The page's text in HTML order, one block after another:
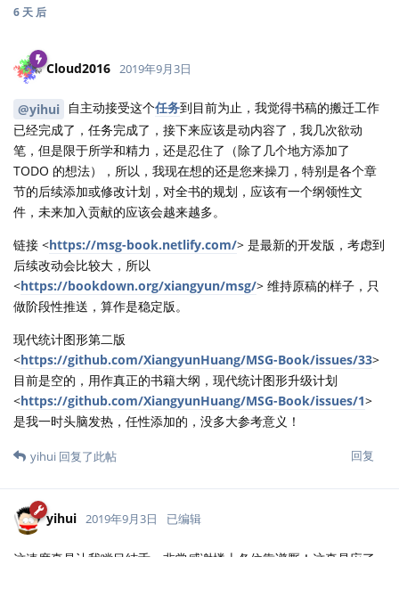
6 天 后
Cloud2016 2019年9月3日
@yihui 自主动接受这个任务到目前为止，我觉得书稿的搬迁工作
已经完成了，任务完成了，接下来应该是动内容了，我几次欲动
笔，但是限于所学和精力，还是忍住了（除了几个地方添加了
TODO 的想法），所以，我现在想的还是您来操刀，特别是各个章
节的后续添加或修改计划，对全书的规划，应该有一个纲领性文
件，未来加入贡献的应该会越来越多。
链接 <https://msg-book.netlify.com/> 是最新的开发版，考虑到
后续改动会比较大，所以
<https://bookdown.org/xiangyun/msg/> 维持原稿的样子，只
做阶段性推送，算作是稳定版。
现代统计图形第二版
<https://github.com/XiangyunHuang/MSG-Book/issues/33>
目前是空的，用作真正的书籍大纲，现代统计图形升级计划
<https://github.com/XiangyunHuang/MSG-Book/issues/1>
是我一时头脑发热，任性添加的，没多大参考意义！
回复
yihui 回复了此帖
yihui 2019年9月3日 已编辑
这速度真是让我瞠目结舌。非常感谢楼上各位靠谱厮！这真是应了